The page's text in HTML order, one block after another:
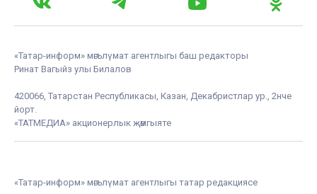
«Татар-информ» мәгълүмат агентлыгы баш редакторы
Ринат Вагыйз улы Билалов
420066, Татарстан Республикасы, Казан, Декабристлар ур., 2нче
йорт.
«ТАТМЕДИА» акционерлык җәмгыяте
«Татар-информ» мәгълүмат агентлыгы татар редакциясе